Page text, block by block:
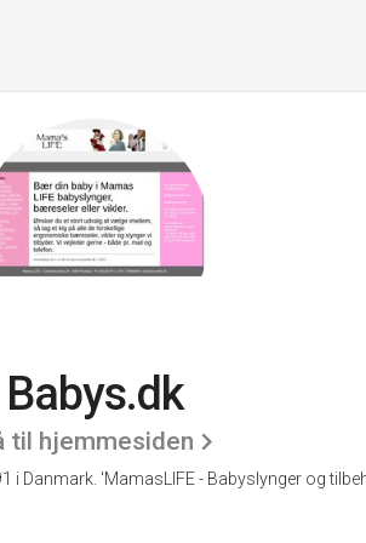
Babys.dk
til hjemmesiden
i Danmark. 'MamasLIFE - Babyslynger og